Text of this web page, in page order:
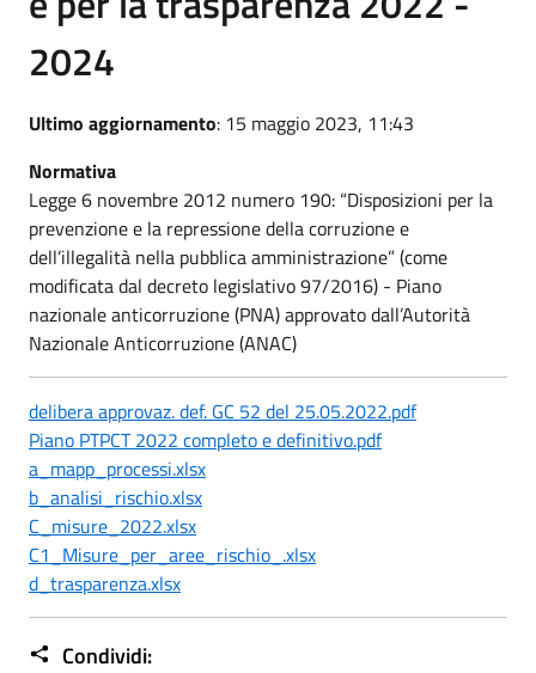
2024
Ultimo aggiornamento: 15 maggio 2023, 11:43
Normativa
Legge 6 novembre 2012 numero 190: “Disposizioni per la
prevenzione e la repressione della corruzione e
dell’illegalità nella pubblica amministrazione” (come
modificata dal decreto legislativo 97/2016) - Piano
nazionale anticorruzione (PNA) approvato dall’Autorità
Nazionale Anticorruzione (ANAC)
delibera approvaz. def. GC 52 del 25.05.2022.pdf
Piano PTPCT 2022 completo e definitivo.pdf
a_mapp_processi.xlsx
b_analisi_rischio.xlsx
C_misure_2022.xlsx
C1_Misure_per_aree_rischio_.xlsx
d_trasparenza.xlsx
Condividi: